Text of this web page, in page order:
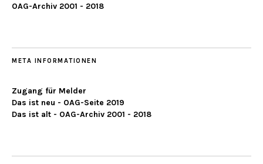
OAG-Archiv 2001 - 2018
META INFORMATIONEN
Zugang für Melder
Das ist neu - OAG-Seite 2019
Das ist alt - OAG-Archiv 2001 - 2018